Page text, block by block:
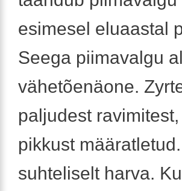
esimesel eluaastal
Seega piimavalgu
vähetõenäone.
paljudest
pikkust
suhteliselt harva.